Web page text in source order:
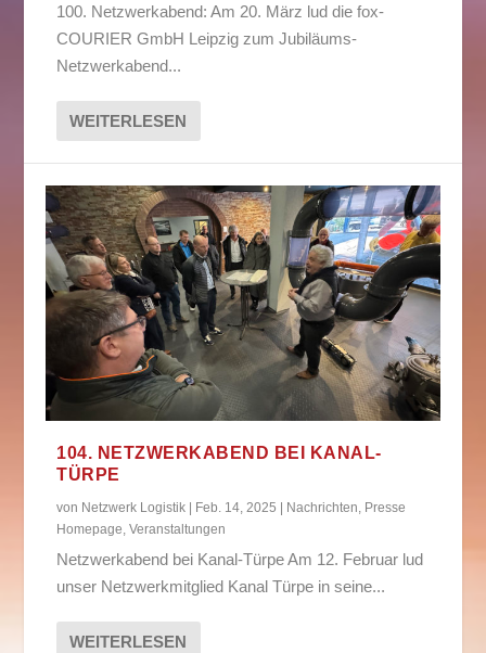
100. Netzwerkabend: Am 20. März lud die fox-
COURIER GmbH Leipzig zum Jubiläums-
Netzwerkabend...
WEITERLESEN
104. NETZWERKABEND BEI KANAL-
TÜRPE
von Netzwerk Logistik Feb. 14, 2025 Nachrichten, Presse
Homepage,Veranstaltungen
Netzwerkabend bei Kanal-Türpe Am 12. Februar lud
unser Netzwerkmitglied Kanal Türpe in seine...
WEITERLESEN